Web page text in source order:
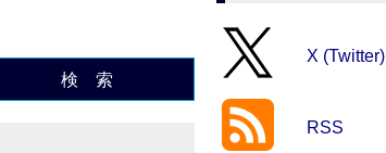
検 索
X (Twitter)
RSS